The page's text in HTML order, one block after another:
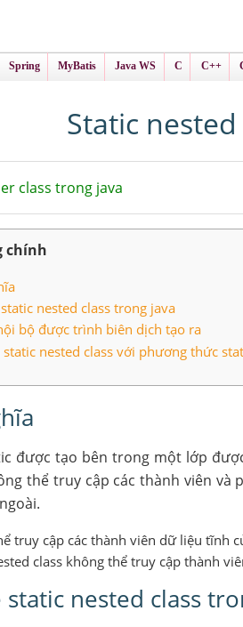
Spring MyBatis Java WS C C++
Static
class trong java
chính
nested class trong java
bộ được trình biên dịch tạo ra
static nested class với phương thức
được tạo bên trong một lớp
thể truy cập các thành viên
truy cập các thành viên dữ liệu tĩnh
class không thể truy cập thành
static nested class